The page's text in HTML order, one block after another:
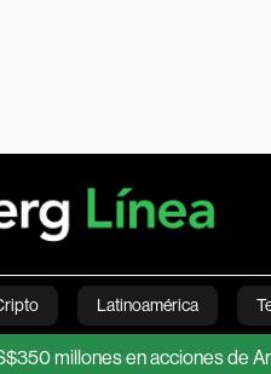
Latinoamérica
vida Mundo Videos
en acciones de